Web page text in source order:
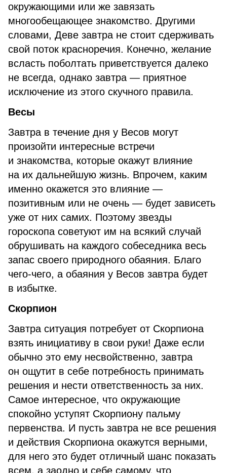
окружающими или же завязать
многообещающее знакомство. Другими
словами, Деве завтра не стоит сдерживать
свой поток красноречия. Конечно, желание
всласть поболтать приветствуется далеко
не всегда, однако завтра — приятное
исключение из этого скучного правила.
Весы
Завтра в течение дня у Весов могут
произойти интересные встречи
и знакомства, которые окажут влияние
на их дальнейшую жизнь. Впрочем, каким
именно окажется это влияние —
позитивным или не очень — будет зависеть
уже от них самих. Поэтому звезды
гороскопа советуют им на всякий случай
обрушивать на каждого собеседника весь
запас своего природного обаяния. Благо
чего-чего, а обаяния у Весов завтра будет
в избытке.
Скорпион
Завтра ситуация потребует от Скорпиона
взять инициативу в свои руки! Даже если
обычно это ему несвойственно, завтра
он ощутит в себе потребность принимать
решения и нести ответственность за них.
Самое интересное, что окружающие
спокойно уступят Скорпиону пальму
первенства. И пусть завтра не все решения
и действия Скорпиона окажутся верными,
для него это будет отличный шанс показать
всем, а заодно и себе самому, что